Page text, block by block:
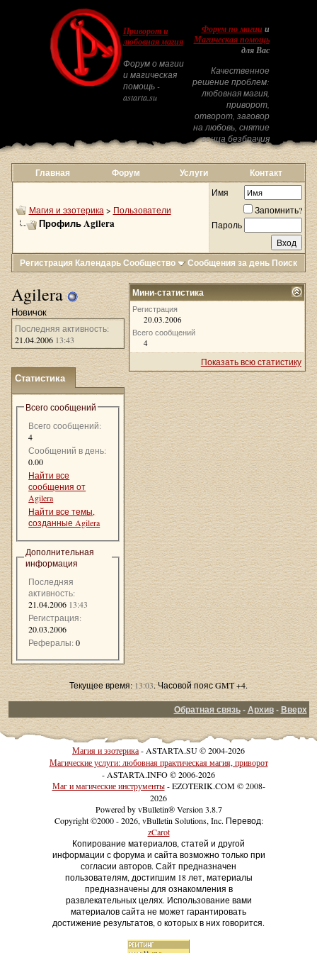
Приворот и
любовная магия
Форум о магии
и магическая
помощь -
astarta.su
Форум по магиии
Магическая помощь
для Вас
Качественное
решение проблем:
любовная магия,
приворот,
отворот, заговор
на любовь, снятие
венца безбрачия
Главная Форум Услуги Контакт
Магия и эзотерика > Пользователи
Профиль Agilera
Имя
Запомнить?
Пароль
Регистрация КалендарьСообщество Сообщения за день Поиск
Agilera
Новичок
Последняя активность:
21.04.2006 13:43
Статистика
Всего сообщений
Всего сообщений:
4
Сообщений в день:
0.00
Найти все
сообщения от
Agilera
Найти все темы,
созданные Agilera
Дополнительная
информация
Последняя
активность:
21.04.2006 13:43
Регистрация:
20.03.2006
Рефералы: 0
Мини-статистика
Регистрация
20.03.2006
Всего сообщений
4
Показать всю статистику
Текущее время:13:03. Часовой пояс GMT +4.
Обратная связь-Архив-Вверх
Магия и эзотерика- ASTARTA.SU © 2004-2026
Магические услуги: любовная практическая магия, приворот
- ASTARTA.INFO © 2006-2026
Маг и магические инструменты- EZOTERIK.COM © 2008-
2026
Powered by vBulletin® Version 3.8.7
Copyright ©2000 - 2026, vBulletin Solutions, Inc. Перевод:
zCarot
Копирование материалов, статей и другой
информации с форума и сайта возможно только при
согласии авторов. Сайт предназначен
пользователям, достигшим 18 лет, материалы
предназначены для ознакомления в
развлекательных целях. Использование вами
материалов сайта не может гарантировать
достижение результатов, о которых в них говорится.